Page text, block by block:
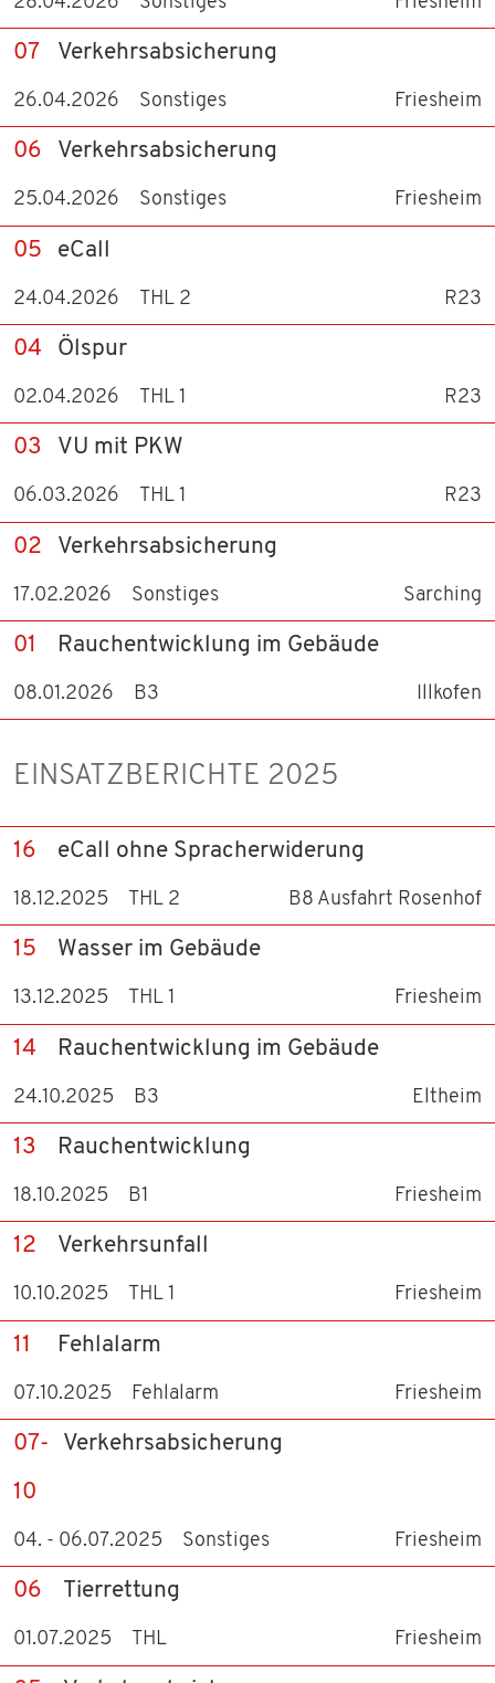
26.04.2026 Sonstiges Friesheim
07 Verkehrsabsicherung
25.04.2026 Sonstiges Friesheim
06 Verkehrsabsicherung
24.04.2026 THL 2 R23
05 eCall
02.04.2026 THL 1 R23
04 Ölspur
06.03.2026 THL 1 R23
03 VU mit PKW
17.02.2026 Sonstiges Sarching
02 Verkehrsabsicherung
08.01.2026 B3 Illkofen
01 Rauchentwicklung im Gebäude
EINSATZBERICHTE 2025
18.12.2025 THL 2 B8 Ausfahrt Rosenhof
16 eCall ohne Spracherwiderung
13.12.2025 THL 1 Friesheim
15 Wasser im Gebäude
24.10.2025 B3 Eltheim
14 Rauchentwicklung im Gebäude
18.10.2025 B1 Friesheim
13 Rauchentwicklung
10.10.2025 THL 1 Friesheim
12 Verkehrsunfall
07.10.2025 Fehlalarm Friesheim
11 Fehlalarm
04. - 06.07.2025 Sonstiges Friesheim
07-
10
Verkehrsabsicherung
01.07.2025 THL Friesheim
06 Tierrettung